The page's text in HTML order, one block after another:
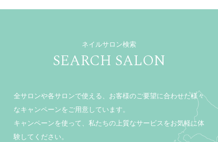
ネイルサロン検索
SEARCH SALON
全サロンや各サロンで使える、お客様のご要望に合わせた様々
なキャンペーンをご用意しています。
キャンペーンを使って、私たちの上質なサービスをお気軽に体
験してください。